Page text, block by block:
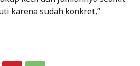
karena sudah konkret,”